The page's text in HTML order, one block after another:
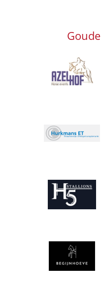
Afbeelding
Afbeelding
Afbeelding
Afbeelding